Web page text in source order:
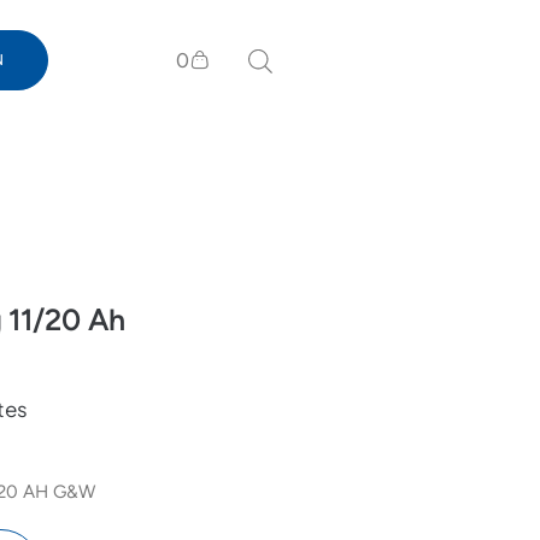
0
20 Ah
AH G&W